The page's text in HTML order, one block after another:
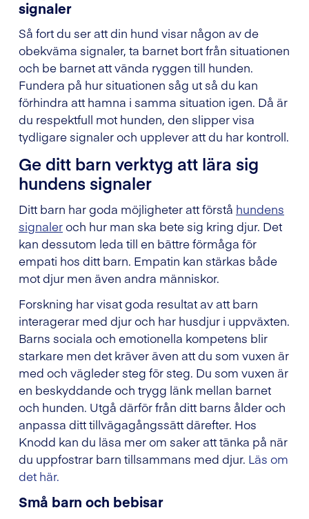
signaler
Så fort du ser att din hund visar någon av de
obekväma signaler, ta barnet bort från situationen
och be barnet att vända ryggen till hunden.
Fundera på hur situationen såg ut så du kan
förhindra att hamna i samma situation igen. Då är
du respektfull mot hunden, den slipper visa
tydligare signaler och upplever att du har kontroll.
Ge ditt barn verktyg att lära sig
hundens signaler
Ditt barn har goda möjligheter att förstå hundens
signaleroch hur man ska bete sig kring djur. Det
kan dessutom leda till en bättre förmåga för
empati hos ditt barn. Empatin kan stärkas både
mot djur men även andra människor.
Forskning har visat goda resultat av att barn
interagerar med djur och har husdjur i uppväxten.
Barns sociala och emotionella kompetens blir
starkare men det kräver även att du som vuxen är
med och vägleder steg för steg. Du som vuxen är
en beskyddande och trygg länk mellan barnet
och hunden. Utgå därför från ditt barns ålder och
anpassa ditt tillvägagångssätt därefter. Hos
Knodd kan du läsa mer om saker att tänka på när
du uppfostrar barn tillsammans med djur. Läs om
det här.
Små barn och bebisar